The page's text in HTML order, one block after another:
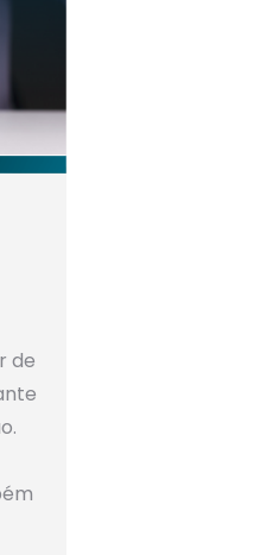
de